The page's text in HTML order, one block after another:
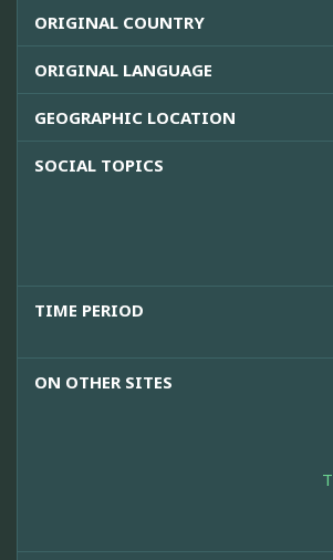
ORIGINAL COUNTRY
ORIGINAL LANGUAGE
GEOGRAPHIC LOCATION
SOCIAL TOPICS
TIME PERIOD
ON OTHER SITES